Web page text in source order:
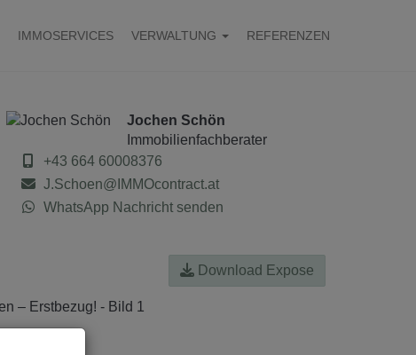
IMMOSERVICES VERWALTUNG REFERENZEN
Jochen Schön
Immobilienfachberater
+43 664 60008376
J.Schoen@IMMOcontract.at
WhatsApp Nachricht senden
Download Expose